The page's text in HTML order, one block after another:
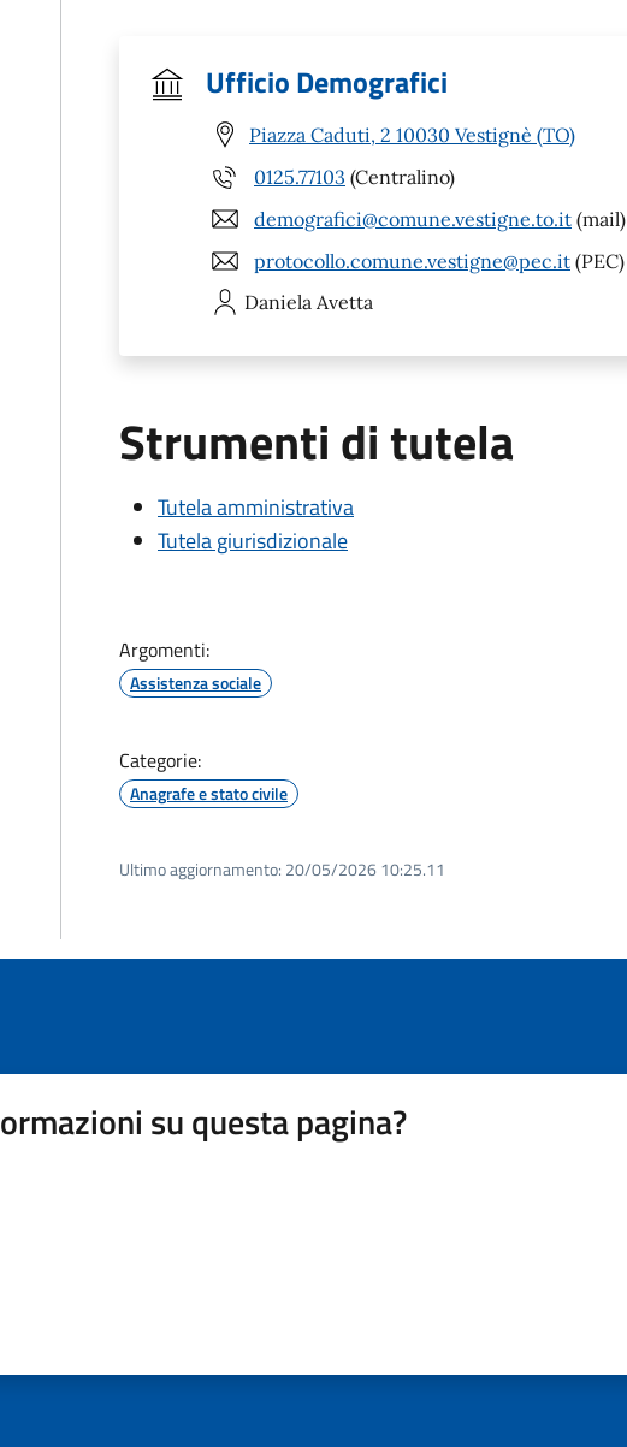
Ufficio Demografici
Piazza Caduti, 2 10030 Vestignè (TO)
0125.77103 (Centralino)
demografici@comune.vestigne.to.it (mail)
protocollo.comune.vestigne@pec.it (PEC)
Daniela Avetta
Strumenti di tutela
Tutela amministrativa
Tutela giurisdizionale
Argomenti:
Assistenza sociale
Categorie:
Anagrafe e stato civile
Ultimo aggiornamento: 20/05/2026 10:25.11
su questa pagina?